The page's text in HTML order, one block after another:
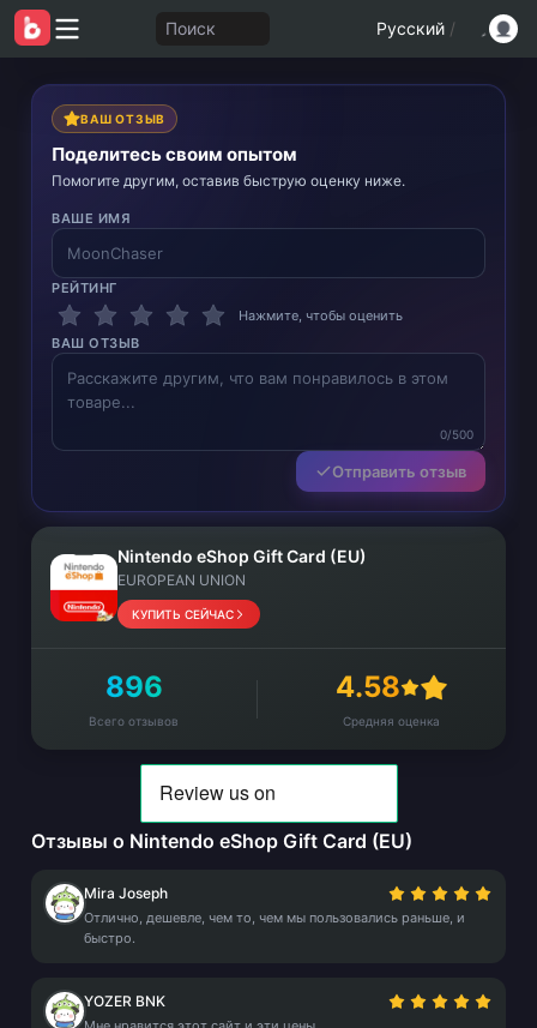
Поиск Русский /
ВАШ ОТЗЫВ
Поделитесь своим опытом
Помогите другим, оставив быструю оценку ниже.
ВАШЕ ИМЯ
РЕЙТИНГ
Нажмите, чтобы оценить
ВАШ ОТЗЫВ
0/500
Отправить отзыв
Nintendo eShop Gift Card (EU)
EUROPEAN UNION
КУПИТЬ СЕЙЧАС
896
Всего отзывов
4.58
Средняя оценка
Отзывы о Nintendo eShop Gift Card (EU)
Mira Joseph
Отлично, дешевле, чем то, чем мы пользовались раньше, и
быстро.
YOZER BNK